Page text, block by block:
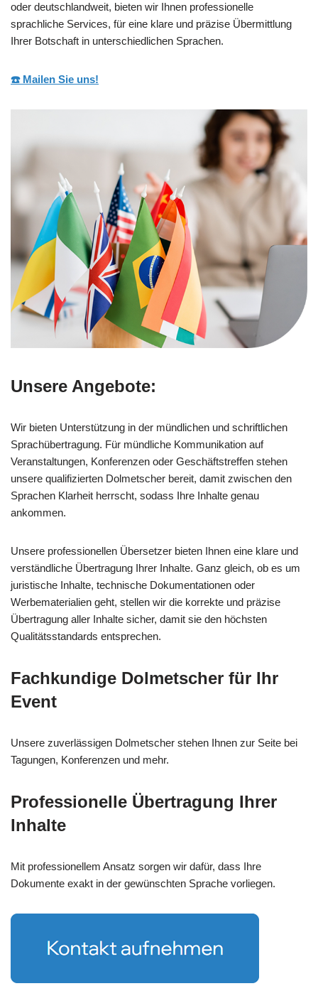
oder deutschlandweit, bieten wir Ihnen professionelle
sprachliche Services, für eine klare und präzise Übermittlung
Ihrer Botschaft in unterschiedlichen Sprachen.
☎️ Mailen Sie uns!
Unsere Angebote:
Wir bieten Unterstützung in der mündlichen und schriftlichen
Sprachübertragung. Für mündliche Kommunikation auf
Veranstaltungen, Konferenzen oder Geschäftstreffen stehen
unsere qualifizierten Dolmetscher bereit, damit zwischen den
Sprachen Klarheit herrscht, sodass Ihre Inhalte genau
ankommen.
Unsere professionellen Übersetzer bieten Ihnen eine klare und
verständliche Übertragung Ihrer Inhalte. Ganz gleich, ob es um
juristische Inhalte, technische Dokumentationen oder
Werbematerialien geht, stellen wir die korrekte und präzise
Übertragung aller Inhalte sicher, damit sie den höchsten
Qualitätsstandards entsprechen.
Fachkundige Dolmetscher für Ihr
Event
Unsere zuverlässigen Dolmetscher stehen Ihnen zur Seite bei
Tagungen, Konferenzen und mehr.
Professionelle Übertragung Ihrer
Inhalte
Mit professionellem Ansatz sorgen wir dafür, dass Ihre
Dokumente exakt in der gewünschten Sprache vorliegen.